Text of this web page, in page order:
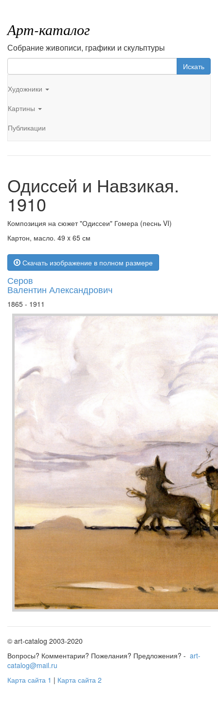
Арт-каталог
Собрание живописи, графики и скульптуры
Искать
Художники
Картины
Публикации
Одиссей и Навзикая.
1910
Композиция на сюжет "Одиссеи" Гомера (песнь VI)
Картон, масло. 49 x 65 см
Скачать изображение в полном размере
Серов
Валентин Александрович
1865 - 1911
© art-catalog 2003-2020
Вопросы? Комментарии? Пожелания? Предложения? - art-
catalog@mail.ru
Карта сайта 1 | Карта сайта 2